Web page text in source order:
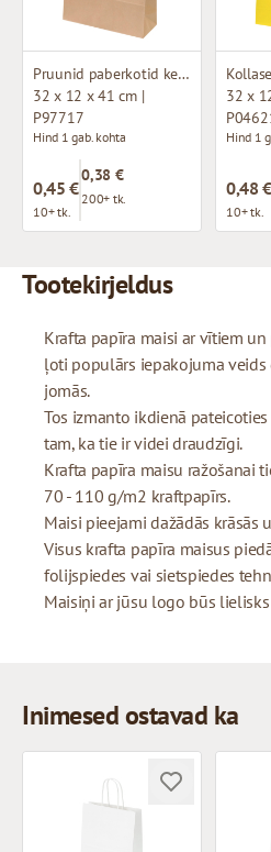
Pruunid paberkotid keeratud käepidemetega
32 x 12 x 41 cm |
P97717
Hind 1 gab. kohta
0,45 €
10+ tk.
0,38 €
200+ tk.
32 x
Hind 1
0,48 €
10+ tk.
Tootekirjeldus
Krafta papīra maisi ar vītiem
ļoti populārs iepakojuma veids
jomās.
Tos izmanto ikdienā
tam, ka tie ir videi draudzīgi.
Krafta papīra maisu ražošanai
70 - 110 g/m2 kraftpapīrs.
Maisi pieejami dažādās krāsās
Visus krafta papīra maisus
folijspiedes vai sietspiedes
Maisiņi ar jūsu logo būs
Inimesed ostavad ka